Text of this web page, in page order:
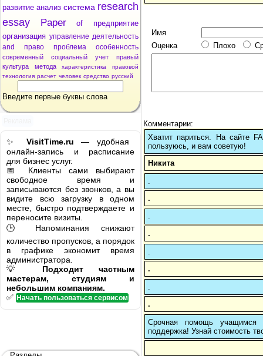
развитие анализ система research
essay
Paper of
предприятие
организация управление деятельность
and
право проблема особенность
современный социальный учет
правый
культура
метода характеристика
правовой
технология расчет человек средство русский
Введите первые буквы слова
✨ VisitTime.ru — удобная
онлайн-запись и расписание
для бизнес услуг.
📅 Клиенты сами выбирают
свободное время и
записываются без звонков, а вы
видите всю загрузку в одном
месте, быстро подтверждаете и
переносите визиты.
🕒 Напоминания снижают
количество пропусков, а порядок
в графике экономит время
администратора.
💡 Подходит частным
мастерам, студиям и
небольшим компаниям.
✅ Начать пользоваться сервисом
Имя
Оценка
Плохо
Комментарии:
Хватит париться. На сайте
пользуюсь, и вам советую!
Никита
.
.
.
.
Срочная помощь учащимся в
поддержка! Узнай стоимость